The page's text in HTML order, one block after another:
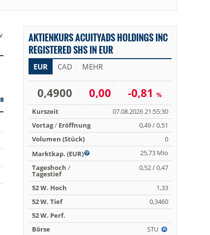
AKTIENKURS ACUITYADS HOLDINGS INC
REGISTERED SHS IN EUR
EUR CAD MEHR
0,4900 0,00 -0,81%
Kurszeit
07.08.2026 21:55:30
Vortag/ Eröffnung
0,49 / 0,51
Volumen (Stück)
0
Marktkap. (EUR)
25,73 Mio
Tageshoch /
Tagestief
0,52 / 0,47
52 W. Hoch
1,33
52 W. Tief
0,3460
52 W. Perf.
Börse
STU